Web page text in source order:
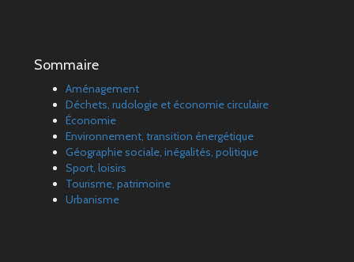
Sommaire
Aménagement
Déchets, rudologie et économie circulaire
Économie
Environnement, transition énergétique
Géographie sociale, inégalités, politique
Sport, loisirs
Tourisme, patrimoine
Urbanisme